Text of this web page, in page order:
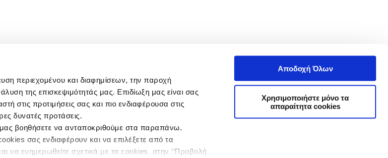
περιεχομένου και διαφημίσεων, την παροχή
της επισκεψιμότητάς μας. Επιδίωξη μας είναι σας
στις προτιμήσεις σας και πιο ενδιαφέρουσα στις
δυνατές προτάσεις.
μας βοηθήσετε να ανταποκριθούμε στα παραπάνω.
σας ενδιαφέρουν και να επιλέξετε από τα
να ενημερωθείτε σχετικά με τα cookies στην ‘’Προβολή
Αποδοχή Όλων
Χρησιμοποιήστε μόνο τα
απαραίτητα cookies